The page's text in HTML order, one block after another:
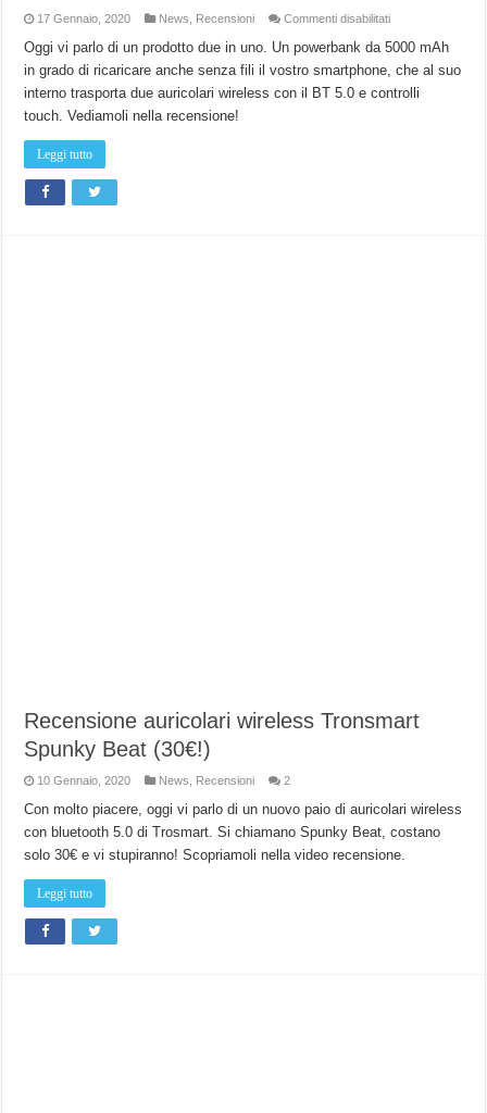
17 Gennaio, 2020 News Recensioni Commenti disabilitatisu
auricolari
wireless
HolyHigh
con
Oggi vi parlo di un prodotto due in uno. Un powerbank da 5000 mAh
in grado di ricaricare anche senza fili il vostro smartphone, che al suo
interno trasporta due auricolari wireless con il BT 5.0 e controlli
touch. Vediamoli nella recensione!
Leggi tutto
Recensione auricolari wireless Tronsmart
Spunky Beat (30€!)
10 Gennaio, 2020 News Recensioni 2
Con molto piacere, oggi vi parlo di un nuovo paio di auricolari wireless
con bluetooth 5.0 di Trosmart. Si chiamano Spunky Beat, costano
solo 30€ e vi stupiranno! Scopriamoli nella video recensione.
Leggi tutto